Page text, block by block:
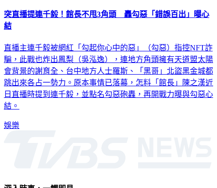
突直播提連千毅！館長不甩3角頭 轟勾惡「錯誤百出」曝心
結
直播主連千毅被網紅「勾起你心中的惡」（勾惡）指控NFT詐
騙，此戰也炸出鳳梨（吳泓逸），連地方角頭擁有天道盟太陽
會背景的謝育全、台中地方人士羅斯、「黑哥」北盜黑金城都
跳出來各占一勢力。原本事情已落幕，怎料「館長」陳之漢近
日直播時提到連千毅，並點名勾惡砲轟，再開戰力曝與勾惡心
結。
娛樂